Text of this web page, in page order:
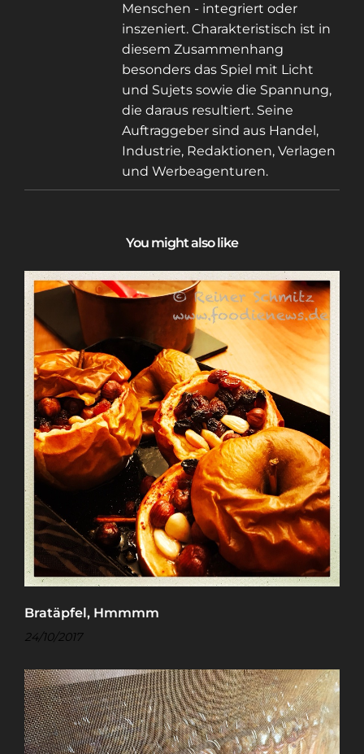
Menschen - integriert oder
inszeniert. Charakteristisch ist in
diesem Zusammenhang
besonders das Spiel mit Licht
und Sujets sowie die Spannung,
die daraus resultiert. Seine
Auftraggeber sind aus Handel,
Industrie, Redaktionen, Verlagen
und Werbeagenturen.
You might also like
Bratäpfel, Hmmmm
24/10/2017